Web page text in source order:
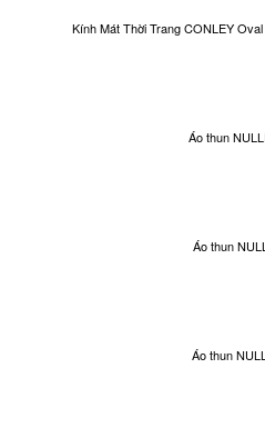
Kính Mát Thời Trang CONLEY
Áo thun
Áo thun
Áo thun